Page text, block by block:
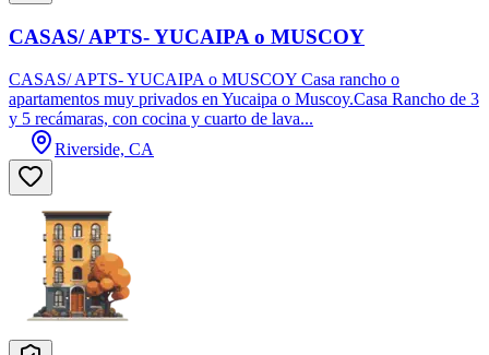
CASAS/ APTS- YUCAIPA o MUSCOY
CASAS/ APTS- YUCAIPA o MUSCOY Casa rancho o
apartamentos muy privados en Yucaipa o Muscoy.Casa Rancho de 3
y 5 recámaras, con cocina y cuarto de lava...
Riverside, CA